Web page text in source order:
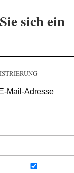
sich ein
Mail-Adresse